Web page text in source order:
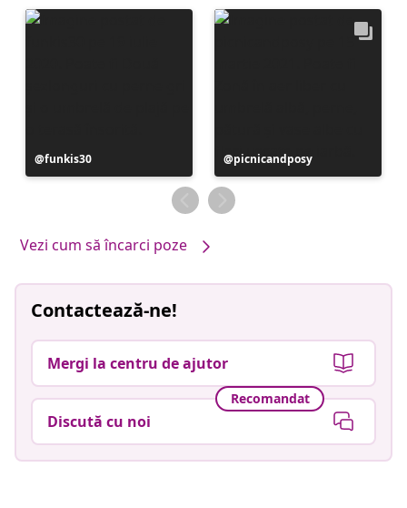
Postare
publicată
funkis30
Postare
publicată
de
picnicandposy
Vezi cum să încarci poze
Contactează-ne!
Mergi la centru de ajutor
Recomandat
Discută cu noi